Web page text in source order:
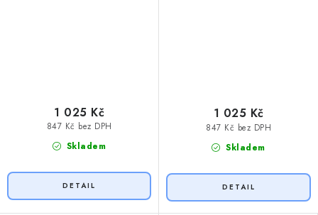
Skladem
847 Kč bez DPH
1 025 Kč
Skladem
847 Kč bez DPH
1 025 Kč